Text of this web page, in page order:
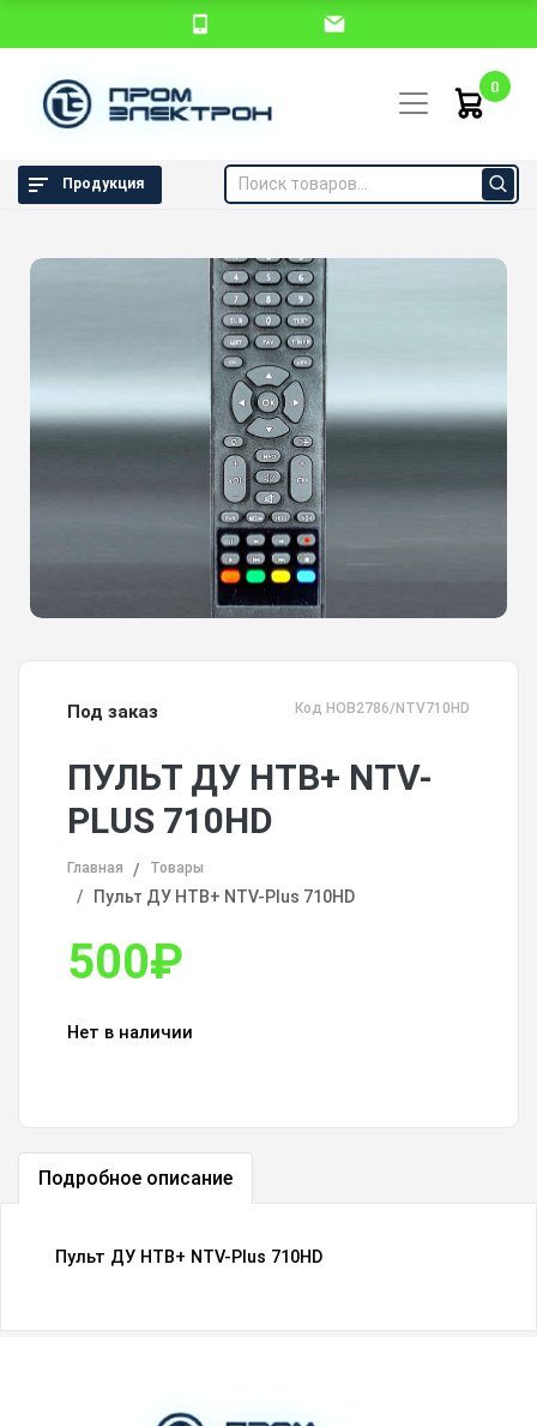
0
Продукция
Под заказ Код HOB2786/NTV710HD
ПУЛЬТ ДУ НТВ+ NTV-
PLUS 710HD
Главная Товары
Пульт ДУ НТВ+ NTV-Plus 710HD
500₽
Нет в наличии
Подробное описание
Пульт ДУ НТВ+ NTV-Plus 710HD